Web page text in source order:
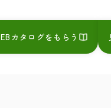
カタログをもらう
しています。詳細